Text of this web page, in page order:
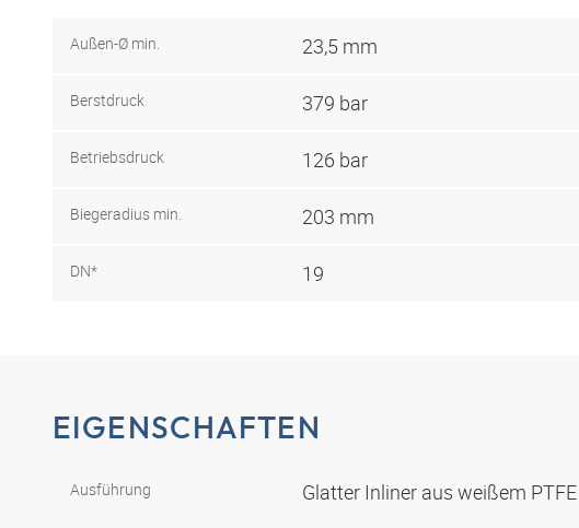
Außen-Ø min. 23,5 mm
Berstdruck 379 bar
Betriebsdruck 126 bar
Biegeradius min. 203 mm
DN* 19
EIGENSCHAFTEN
Ausführung Glatter Inliner aus weißem PTFE